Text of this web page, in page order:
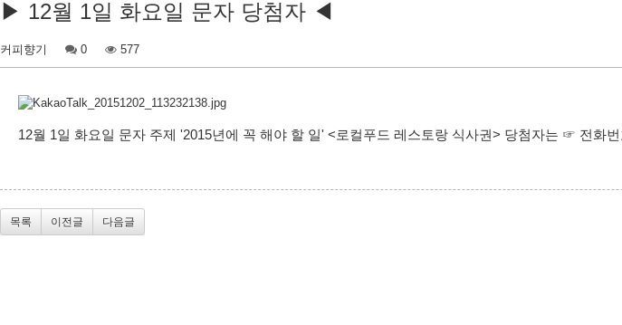
▶ 12월 1일 화요일 문자 당첨자 ◀
커피향기 0 577
12월 1일 화요일 문자 주제 '2015년에 꼭 해야 할 일' <로컬푸드 레스토랑 식사권> 당첨자는 ☞ 전화
목록 이전글 다음글